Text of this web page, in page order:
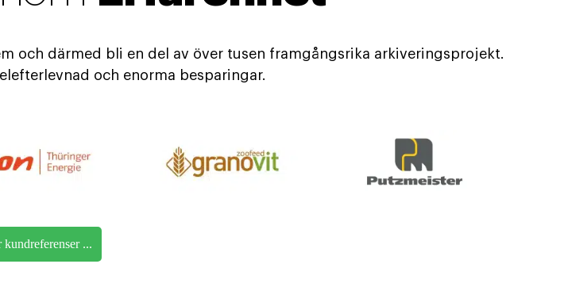
och därmed bli en del av över tusen framgångsrika arkiveringsprojekt.
och enorma besparingar.
kundreferenser ...